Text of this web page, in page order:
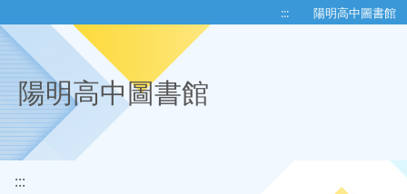
::: 陽明高中圖書館
陽明高中圖書館
:::